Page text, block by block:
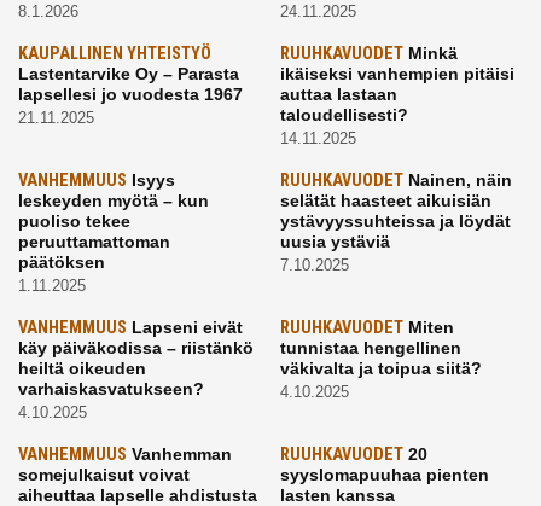
8.1.2026 24.11.2025
KAUPALLINEN YHTEISTYÖ
Lastentarvike Oy – Parasta
lapsellesi jo vuodesta 1967
21.11.2025
RUUHKAVUODETMinkä
ikäiseksi vanhempien pitäisi
auttaa lastaan
taloudellisesti?
14.11.2025
VANHEMMUUS Isyys
leskeyden myötä – kun
puoliso tekee
peruuttamattoman
päätöksen
1.11.2025
RUUHKAVUODETNainen, näin
selätät haasteet aikuisiän
ystävyyssuhteissa ja löydät
uusia ystäviä
7.10.2025
VANHEMMUUS Lapseni eivät
käy päiväkodissa – riistänkö
heiltä oikeuden
varhaiskasvatukseen?
4.10.2025
RUUHKAVUODETMiten
tunnistaa hengellinen
väkivalta ja toipua siitä?
4.10.2025
VANHEMMUUS Vanhemman
somejulkaisut voivat
aiheuttaa lapselle ahdistusta
RUUHKAVUODET20
syyslomapuuhaa pienten
lasten kanssa